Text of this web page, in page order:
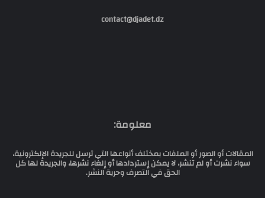
contact@djadet.dz
معلومة:
المقالات أو الصور أو الملفات بمختلف أنواعها التي ترسل للجريدة الإلكترونية،
سواء نشرت أو لم تنشر، لا يمكن إستردادها أو إلغاء نشرها، والجريدة لها كل
الحق في التصرف وحرية النشر.